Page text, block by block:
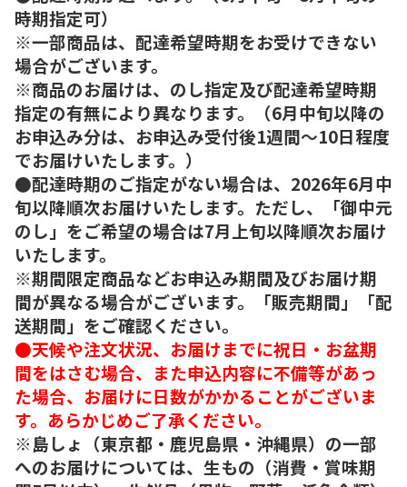
時期指定可）
※一部商品は、配達希望時期をお受けできない
場合がございます。
※商品のお届けは、のし指定及び配達希望時期
指定の有無により異なります。（6月中旬以降の
お申込み分は、お申込み受付後1週間～10日程度
でお届けいたします。）
●配達時期のご指定がない場合は、2026年6月中
旬以降順次お届けいたします。ただし、「御中元
のし」をご希望の場合は7月上旬以降順次お届け
いたします。
※期間限定商品などお申込み期間及びお届け期
間が異なる場合がございます。「販売期間」「配
送期間」をご確認ください。
●天候や注文状況、お届けまでに祝日・お盆期
間をはさむ場合、また申込内容に不備等があっ
た場合、お届けに日数がかかることがございま
す。あらかじめご了承ください。
※島しょ（東京都・鹿児島県・沖縄県）の一部
へのお届けについては、生もの（消費・賞味期